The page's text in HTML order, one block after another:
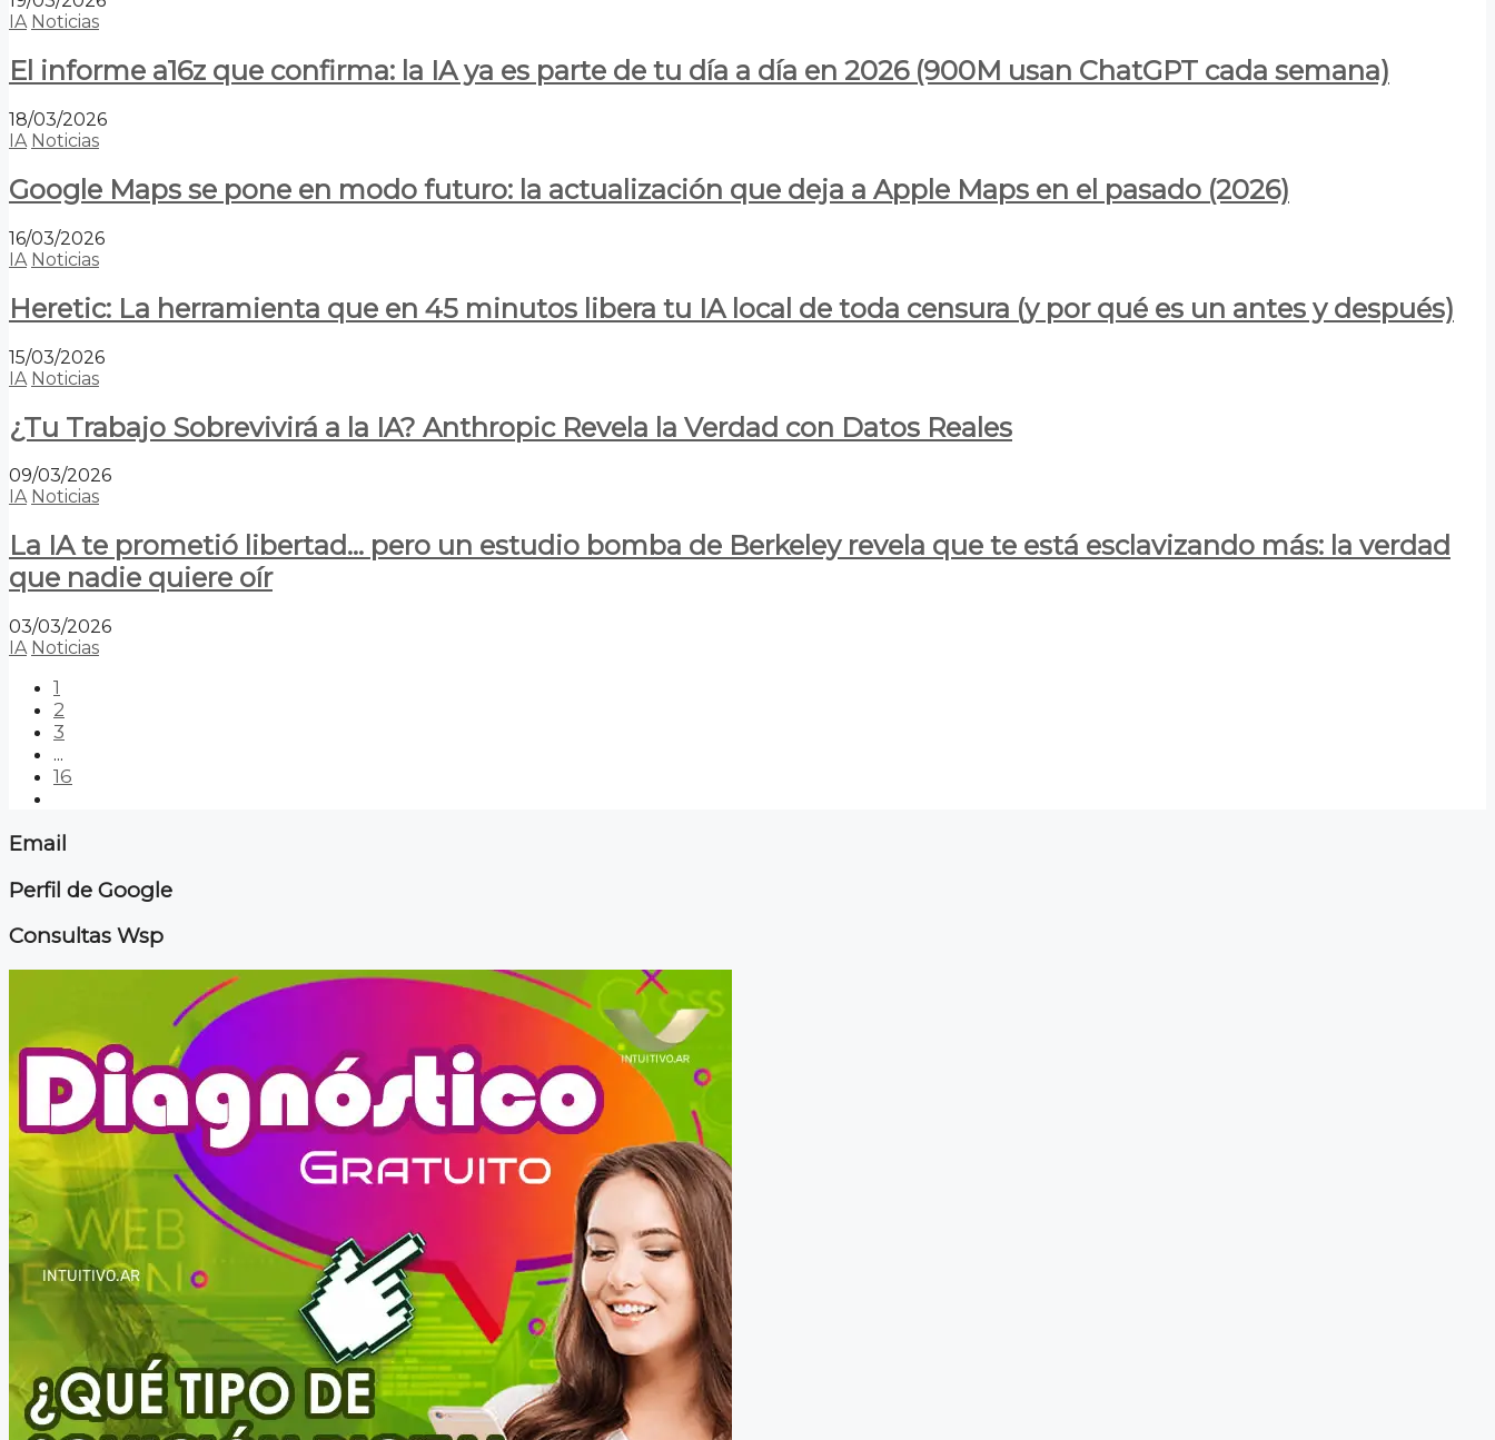
IA Noticias
El informe a16z que confirma: la IA ya es parte de tu día a día en 2026 (900M usan ChatGPT cada semana)
18/03/2026
IA Noticias
Google Maps se pone en modo futuro: la actualización que deja a Apple Maps en el pasado (2026)
16/03/2026
IA Noticias
Heretic: La herramienta que en 45 minutos libera tu IA local de toda censura (y por qué es un antes y después)
15/03/2026
IA Noticias
¿Tu Trabajo Sobrevivirá a la IA? Anthropic Revela la Verdad con Datos Reales
09/03/2026
IA Noticias
La IA te prometió libertad… pero un estudio bomba de Berkeley revela que te está esclavizando más: la verdad
que nadie quiere oír
03/03/2026
IA Noticias
1
2
3
...
16
Email
Perfil de Google
Consultas Wsp